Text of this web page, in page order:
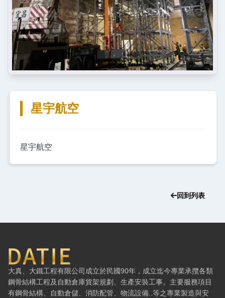
星宇航空
星宇航空
回到列表
大鐵工程有限公司 — 網站概要、主導覽與聯絡方式
大真、大鐵工程有限公司成立於民國90年，成立迄今專業承攬各類
鋼骨結構工程及自動倉庫貨架規劃、生產安裝工事。主要服務項目
有鋼骨結構、自動倉儲、消防配管、物流設備..等之專業製造與安